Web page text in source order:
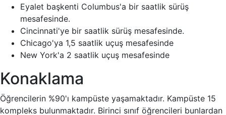
Eyalet başkenti Columbus'a bir saatlik sürüş
mesafesinde.
Cincinnati'ye bir saatlik sürüş mesafesinde.
Chicago'ya 1,5 saatlik uçuş mesafesinde
New York'a 2 saatlik uçuş mesafesinde
Konaklama
Öğrencilerin %90'ı kampüste yaşamaktadır. Kampüste 15
kompleks bulunmaktadır. Birinci sınıf öğrencileri bunlardan